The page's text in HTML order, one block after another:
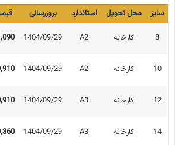
سایز محل تحویل استاندارد بروزرسانی قیمت
کارخانه 1404/09/29
41,090
کارخانه 1404/09/29
40,910
کارخانه 1404/09/29
40,910
کارخانه 1404/09/29
40,360